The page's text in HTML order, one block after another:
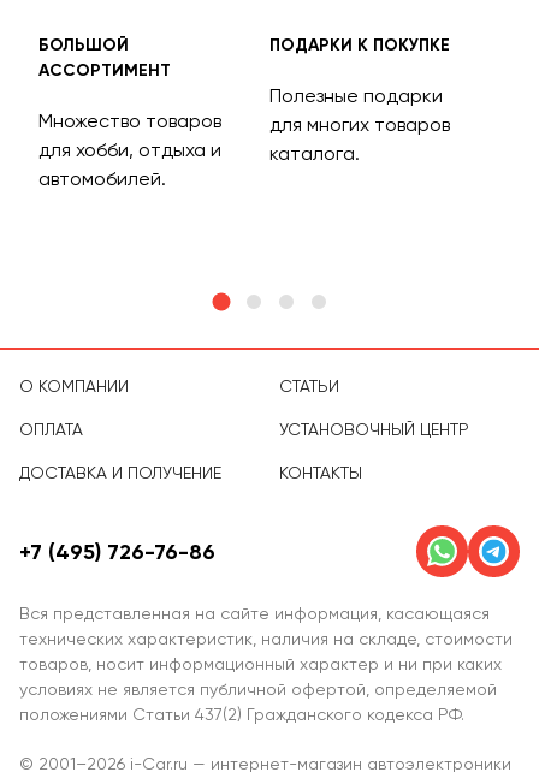
БОЛЬШОЙ
АССОРТИМЕНТ
Множество товаров
для хобби, отдыха и
автомобилей.
ПОДАРКИ К ПОКУПКЕ
Полезные подарки
для многих товаров
каталога.
О КОМПАНИИ
ОПЛАТА
ДОСТАВКА И ПОЛУЧЕНИЕ
СТАТЬИ
УСТАНОВОЧНЫЙ ЦЕНТР
КОНТАКТЫ
Вся представленная на сайте информация, касающаяся
технических характеристик, наличия на складе, стоимости
товаров, носит информационный характер и ни при каких
условиях не является публичной офертой, определяемой
положениями Статьи 437(2) Гражданского кодекса РФ.
+7 (495) 726-76-86
© 2001–2026 i-Car.ru — интернет-магазин автоэлектроники